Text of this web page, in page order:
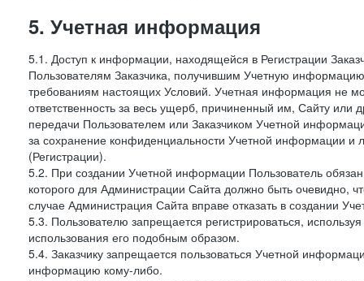
5. Учетная информация
5.1. Доступ к информации, находящейся в Регистрации
Пользователям Заказчика, получившим Учетную
требованиям настоящих Условий. Учетная информация не
ответственность за весь ущерб, причиненный им, Сайту
передачи Пользователем или Заказчиком Учетной
за сохранение конфиденциальности Учетной информации
(Регистрации).
5.2. При создании Учетной информации Пользователь
которого для Администрации Сайта должно быть очевидно,
случае Администрация Сайта вправе отказать в создании
5.3. Пользователю запрещается регистрироваться,
использования его подобным образом.
5.4. Заказчику запрещается пользоваться Учетной
информацию кому-либо.